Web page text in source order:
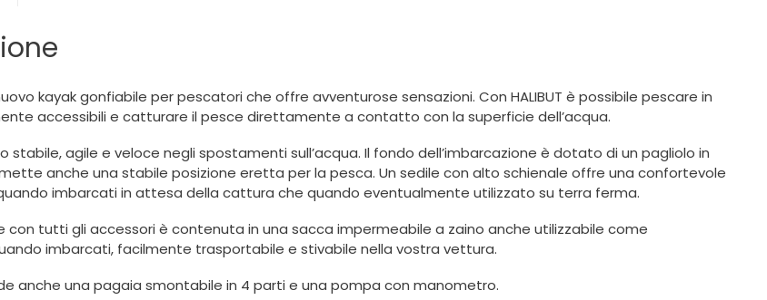
kayak gonfiabile per pescatori che offre avventurose sensazioni. Con HALIBUT è possibile pescare in
accessibili e catturare il pesce direttamente a contatto con la superficie dell’acqua.
stabile, agile e veloce negli spostamenti sull’acqua. Il fondo dell’imbarcazione è dotato di un pagliolo in
anche una stabile posizione eretta per la pesca. Un sedile con alto schienale offre una confortevole
imbarcati in attesa della cattura che quando eventualmente utilizzato su terra ferma.
con tutti gli accessori è contenuta in una sacca impermeabile a zaino anche utilizzabile come
imbarcati, facilmente trasportabile e stivabile nella vostra vettura.
anche una pagaia smontabile in 4 parti e una pompa con manometro.